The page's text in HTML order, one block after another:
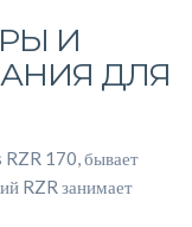
И
ДЛЯ
RZR 170, бывает
RZR занимает